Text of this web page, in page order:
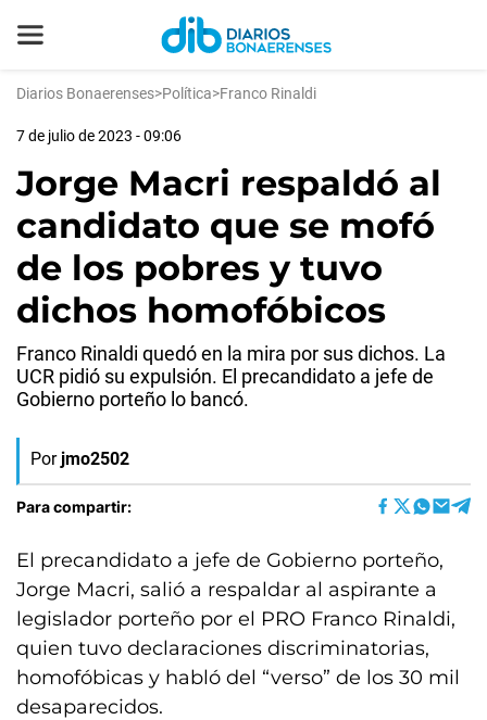
Diarios Bonaerenses>Política>Franco Rinaldi
7 de julio de 2023 - 09:06
Jorge Macri respaldó al
candidato que se mofó
de los pobres y tuvo
dichos homofóbicos
Franco Rinaldi quedó en la mira por sus dichos. La
UCR pidió su expulsión. El precandidato a jefe de
Gobierno porteño lo bancó.
Por jmo2502
Para compartir:
El precandidato a jefe de Gobierno porteño,
Jorge Macri, salió a respaldar al aspirante a
legislador porteño por el PRO Franco Rinaldi,
quien tuvo declaraciones discriminatorias,
homofóbicas y habló del “verso” de los 30 mil
desaparecidos.